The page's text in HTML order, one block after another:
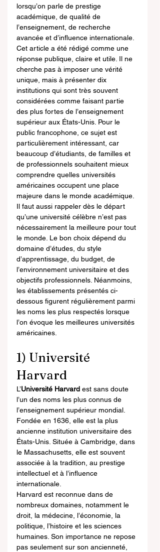
lorsqu’on parle de prestige
académique, de qualité de
l’enseignement, de recherche
avancée et d’influence internationale.
Cet article a été rédigé comme une
réponse publique, claire et utile. Il ne
cherche pas à imposer une vérité
unique, mais à présenter dix
institutions qui sont très souvent
considérées comme faisant partie
des plus fortes de l’enseignement
supérieur aux États-Unis. Pour le
public francophone, ce sujet est
particulièrement intéressant, car
beaucoup d’étudiants, de familles et
de professionnels souhaitent mieux
comprendre quelles universités
américaines occupent une place
majeure dans le monde académique.
Il faut aussi rappeler dès le départ
qu’une université célèbre n’est pas
nécessairement la meilleure pour tout
le monde. Le bon choix dépend du
domaine d’études, du style
d’apprentissage, du budget, de
l’environnement universitaire et des
objectifs professionnels. Néanmoins,
les établissements présentés ci-
dessous figurent régulièrement parmi
les noms les plus respectés lorsque
l’on évoque les meilleures universités
américaines.
1) Université
Harvard
L’Université Harvard est sans doute
l’un des noms les plus connus de
l’enseignement supérieur mondial.
Fondée en 1636, elle est la plus
ancienne institution universitaire des
États-Unis. Située à Cambridge, dans
le Massachusetts, elle est souvent
associée à la tradition, au prestige
intellectuel et à l’influence
internationale.
Harvard est reconnue dans de
nombreux domaines, notamment le
droit, la médecine, l’économie, la
politique, l’histoire et les sciences
humaines. Son importance ne repose
pas seulement sur son ancienneté,